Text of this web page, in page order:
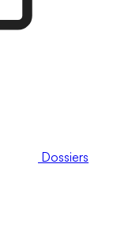
Dossiers